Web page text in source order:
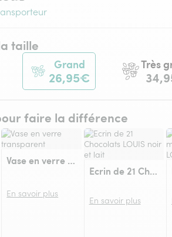
taille
Grand
26,95€
Très
faire la différence
Vase en verre transparent
En savoir plus
Ecrin de 21 Chocolats LOUIS noir et lait
En savoir plus